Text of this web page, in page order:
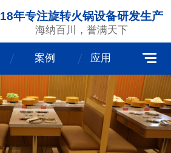
18年专注旋转火锅设备研发生产
海纳百川，誉满天下
案例 应用